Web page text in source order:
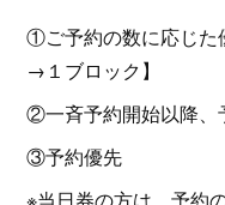
①ご予約の数に応じた
→１ブロック】
②一斉予約開始以降、
③予約優先
※当日券の方は、予約